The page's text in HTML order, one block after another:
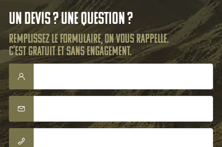
Un devis ? Une question ?
Remplissez le formulaire, on vous rappelle.
C'est gratuit et sans engagement.